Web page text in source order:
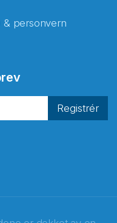
& personvern
Registrér